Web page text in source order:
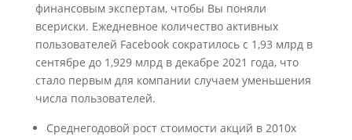
финансовым экспертам, чтобы Вы поняли
всериски. Ежедневное количество активных
пользователей Facebook сократилось с 1,93 млрд в
сентябре до 1,929 млрд в декабре 2021 года, что
стало первым для компании случаем уменьшения
числа пользователей.
Среднегодовой рост стоимости акций в 2010х